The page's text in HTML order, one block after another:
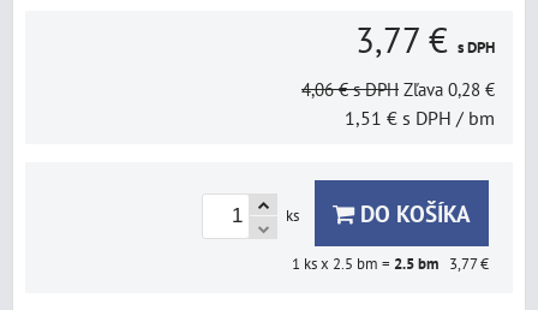
3,77 € s DPH
4,06 € s DPH Zľava 0,28 €
1,51 € s DPH / bm
ks DO KOŠÍKA
1 ks x 2.5 bm = 2.5bm 3,77 €